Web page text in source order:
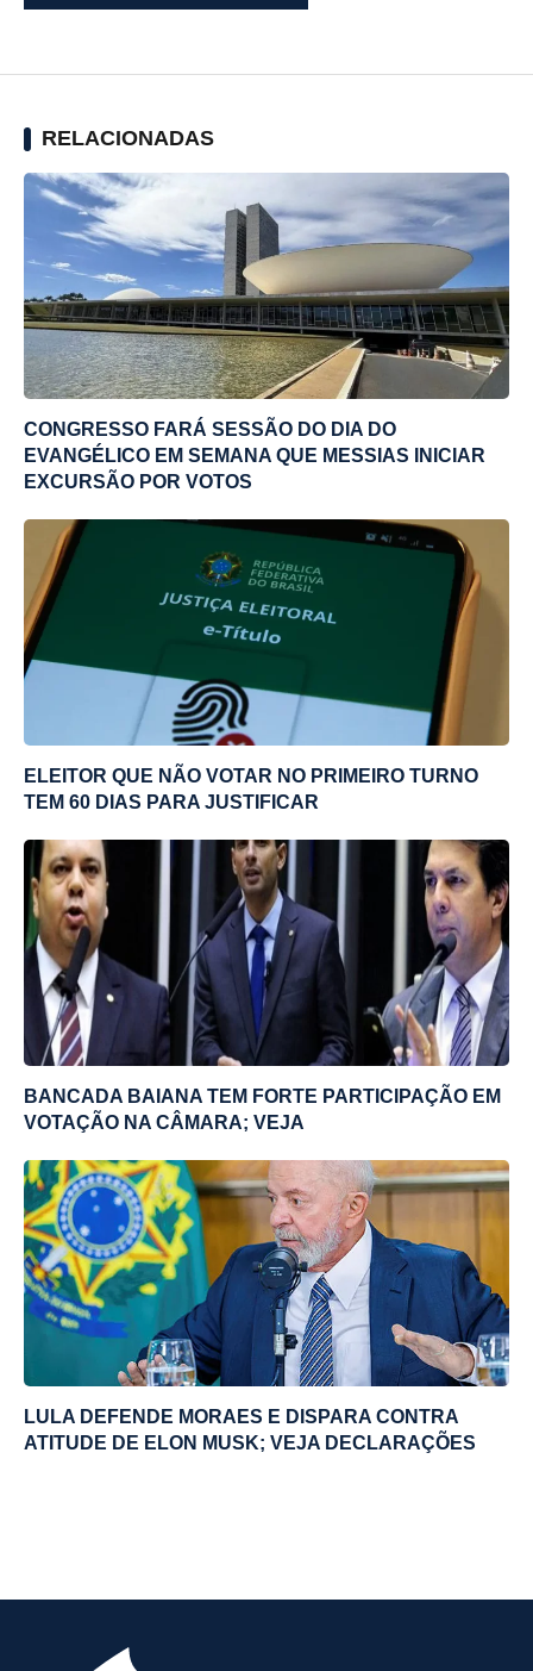
RELACIONADAS
CONGRESSO FARÁ SESSÃO DO DIA DO
EVANGÉLICO EM SEMANA QUE MESSIAS INICIAR
EXCURSÃO POR VOTOS
ELEITOR QUE NÃO VOTAR NO PRIMEIRO TURNO
TEM 60 DIAS PARA JUSTIFICAR
BANCADA BAIANA TEM FORTE PARTICIPAÇÃO EM
VOTAÇÃO NA CÂMARA; VEJA
LULA DEFENDE MORAES E DISPARA CONTRA
ATITUDE DE ELON MUSK; VEJA DECLARAÇÕES